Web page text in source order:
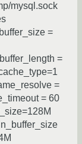
mysql.sock
=
=
=
= 60